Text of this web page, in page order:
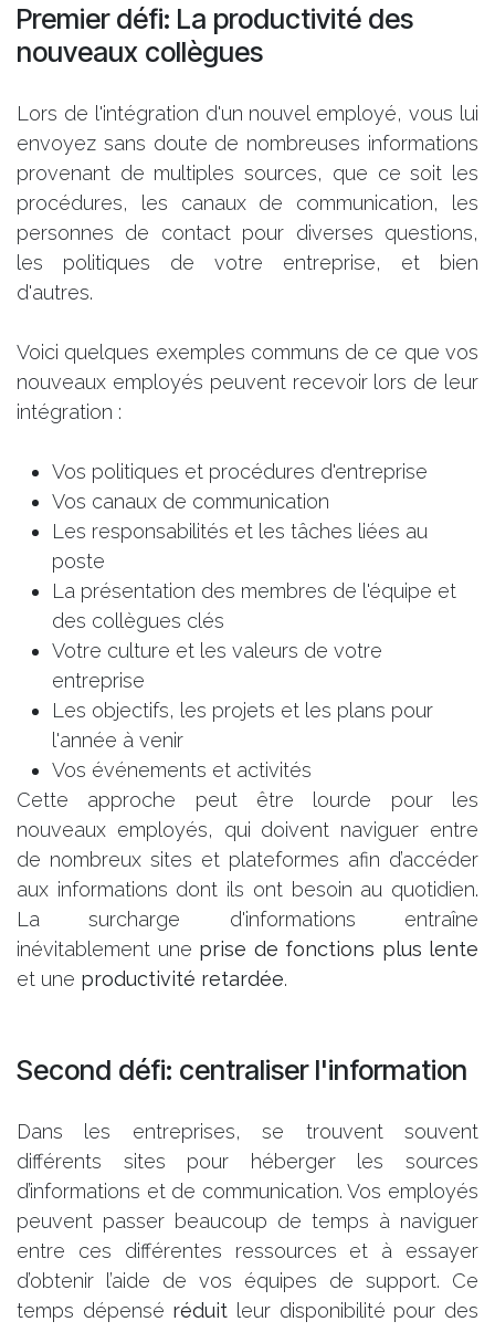
Premier défi: La productivité des
nouveaux collègues
Lors de l'intégration d'un nouvel employé, vous lui
envoyez sans doute de nombreuses informations
provenant de multiples sources, que ce soit les
procédures, les canaux de communication, les
personnes de contact pour diverses questions,
les politiques de votre entreprise, et bien
d'autres.
Voici quelques exemples communs de ce que vos
nouveaux employés peuvent recevoir lors de leur
intégration :
Vos politiques et procédures d'entreprise
Vos canaux de communication
Les responsabilités et les tâches liées au
poste
La présentation des membres de l'équipe et
des collègues clés
Votre culture et les valeurs de votre
entreprise
Les objectifs, les projets et les plans pour
l'année à venir
Vos événements et activités
Cette approche peut être lourde pour les
nouveaux employés, qui doivent naviguer entre
de nombreux sites et plateformes afin d’accéder
aux informations dont ils ont besoin au quotidien.
La surcharge d'informations entraîne
inévitablement une prise de fonctions plus lente
et une productivité retardée.
Second défi: centraliser l'information
Dans les entreprises, se trouvent souvent
différents sites pour héberger les sources
d’informations et de communication. Vos employés
peuvent passer beaucoup de temps à naviguer
entre ces différentes ressources et à essayer
d’obtenir l’aide de vos équipes de support. Ce
temps dépensé réduit leur disponibilité pour des